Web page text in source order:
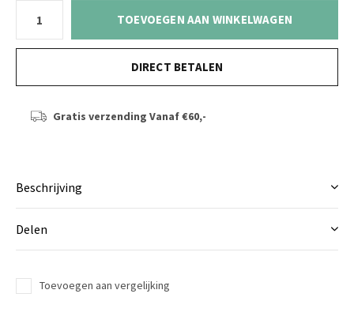
TOEVOEGEN AAN WINKELWAGEN
DIRECT BETALEN
Gratis verzending Vanaf €60,-
Beschrijving
Delen
Toevoegen aan vergelijking